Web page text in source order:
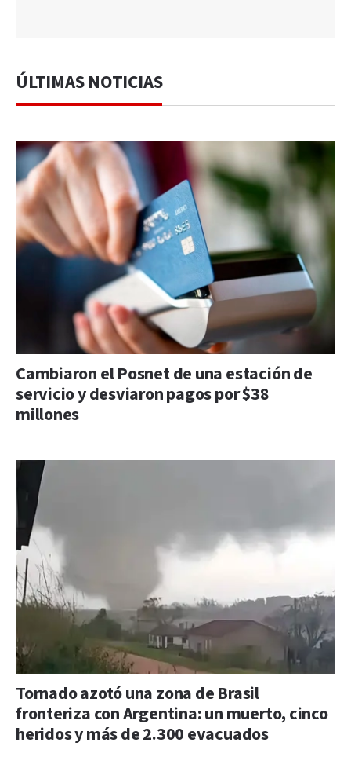
ÚLTIMAS NOTICIAS
Cambiaron el Posnet de una estación de
servicio y desviaron pagos por $38
millones
Tornado azotó una zona de Brasil
fronteriza con Argentina: un muerto, cinco
heridos y más de 2.300 evacuados